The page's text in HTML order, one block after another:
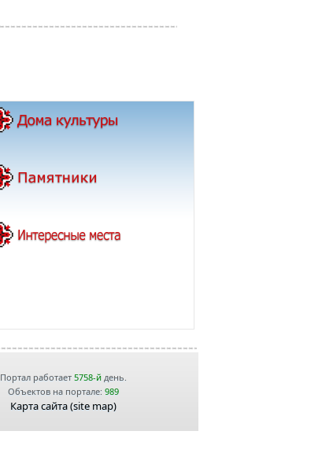
Портал работает 5758-йдень.
Объектов на портале: 989
Карта сайта (site map)